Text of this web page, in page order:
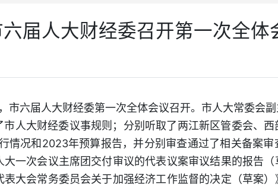
届人大财经委召开第一次全体
市六届人大财经委第一次全体会议召开。市人大常委会副
市人大财经委议事规则；分别听取了两江新区管委会、
情况和2023年预算报告，并分别审查通过了相关备案
大一次会议主席团交付审议的代表议案审议结果的报告
表大会常务委员会关于加强经济工作监督的决定（草案